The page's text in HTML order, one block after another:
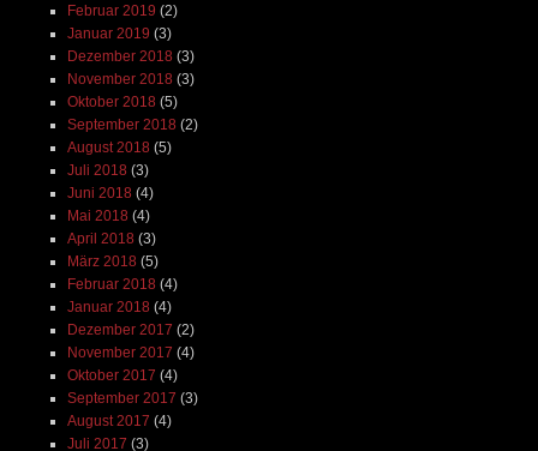
Februar 2019 (2)
Januar 2019 (3)
Dezember 2018 (3)
November 2018 (3)
Oktober 2018 (5)
September 2018 (2)
August 2018 (5)
Juli 2018 (3)
Juni 2018 (4)
Mai 2018 (4)
April 2018 (3)
März 2018 (5)
Februar 2018 (4)
Januar 2018 (4)
Dezember 2017 (2)
November 2017 (4)
Oktober 2017 (4)
September 2017 (3)
August 2017 (4)
Juli 2017 (3)